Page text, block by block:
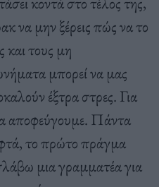
να μην ξέρεις πώς να το
και τους μη
μπορεί να μας
έξτρα στρες. Για
αποφεύγουμε. Πάντα
το πρώτο πράγμα
μια γραμματέα για